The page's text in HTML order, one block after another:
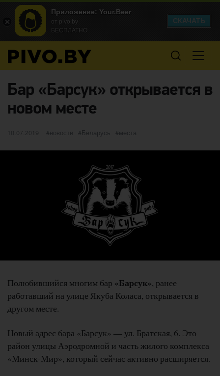
Бар «Барсук» открывается в
новом месте
Опубликовано
10.07.2019 категории
новости Метки
Беларусь места
Полюбившийся многим бар «Барсук», ранее
работавший на улице Якуба Коласа, открывается в
другом месте.
Новый адрес бара «Барсук» — ул. Братская, 6. Это
район улицы Аэродромной и часть жилого комплекса
«Минск-Мир», который сейчас активно расширяется.
Приложение: Your.Beer
от pivo.by
БЕСПЛАТНО
СКАЧАТЬ